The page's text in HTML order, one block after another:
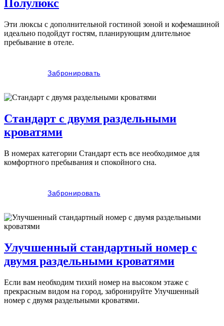
Полулюкс
Эти люксы с дополнительной гостиной зоной и кофемашиной
идеально подойдут гостям, планирующим длительное
пребывание в отеле.
Забронировать
Стандарт с двумя раздельными
кроватями
В номерах категории Стандарт есть все необходимое для
комфортного пребывания и спокойного сна.
Забронировать
Улучшенный стандартный номер с
двумя раздельными кроватями
Если вам необходим тихий номер на высоком этаже с
прекрасным видом на город, забронируйте Улучшенный
номер с двумя раздельными кроватями.